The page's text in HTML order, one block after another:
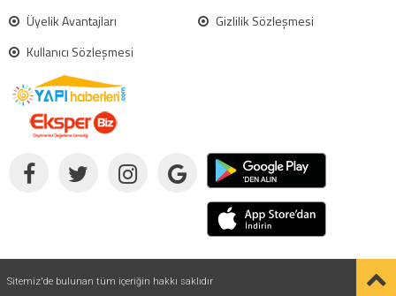
Üyelik Avantajları
Gizlilik Sözleşmesi
Kullanıcı Sözleşmesi
Sitemiz'de bulunan tüm içeriğin hakkı saklıdır